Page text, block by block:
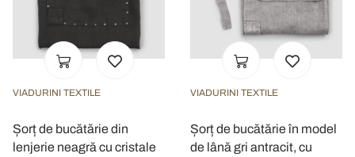
VIADURINI TEXTILE
Șorț de bucătărie din
lenjerie neagră cu cristale
VIADURINI TEXTILE
Șorț de bucătărie în model
de lână gri antracit, cu